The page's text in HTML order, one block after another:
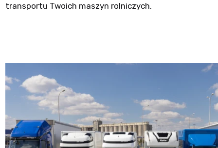
transportu Twoich maszyn rolniczych.